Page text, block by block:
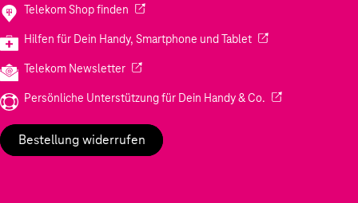
Telekom Shop finden (Wird in einem neuen Tab geöffnet)
Hilfen für Dein Handy, Smartphone und Tablet(Wird in einem
Telekom Newsletter(Wird in einem neuen Tab geöffnet)
Persönliche Unterstützung für Dein Handy & Co. (Wird in einem
Bestellung widerrufen